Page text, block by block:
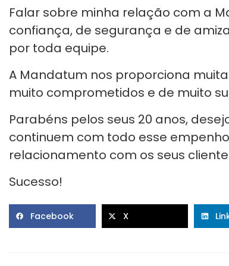
Falar sobre minha relação com a
confiança, de segurança e de
por toda equipe.
A Mandatum nos proporciona
muito comprometidos e de muito
Parabéns pelos seus 20 anos,
continuem com todo esse
relacionamento com os seus
Sucesso!
Facebook X